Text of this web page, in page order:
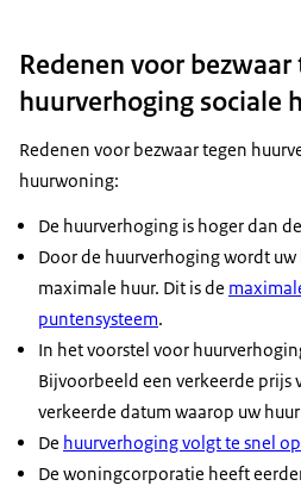
Redenen voor bezwaar
huurverhoging sociale
Redenen voor bezwaar tegen
huurwoning:
De huurverhoging is hoger dan de
Door de huurverhoging wordt
maximale huur. Dit is de
puntensysteem.
In het voorstel voor
Bijvoorbeeld een verkeerde prijs
verkeerde datum waarop uw
De huurverhoging volgt te snel
De woningcorporatie heeft